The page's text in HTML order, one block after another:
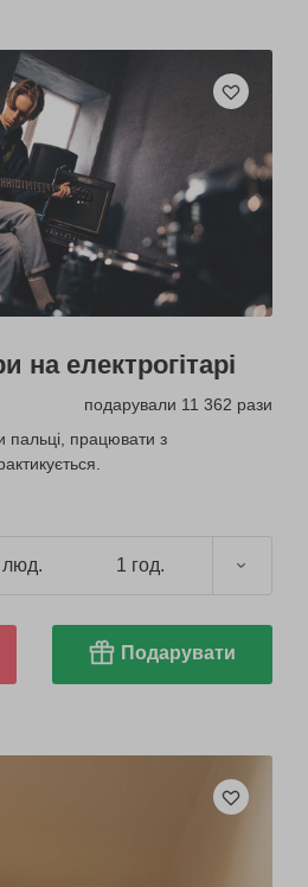
на електрогітарі
подарували 11 362 рази
пальці, працювати з
люд. 1 год.
Подарувати